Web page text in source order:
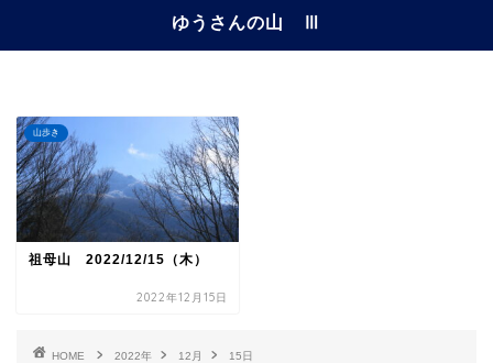
ゆうさんの山 Ⅲ
山歩き
祖母山 2022/12/15（木）
2022年12月15日
HOME 2022年 12月 15日